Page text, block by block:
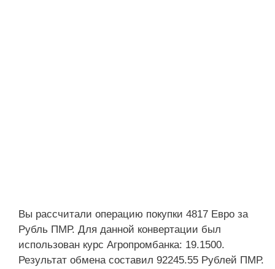
Вы рассчитали операцию покупки 4817 Евро за
Рубль ПМР. Для данной конвертации был
использован курс Агропромбанка: 19.1500.
Результат обмена составил 92245.55 Рублей ПМР.